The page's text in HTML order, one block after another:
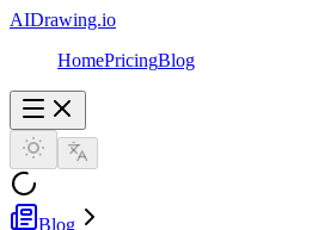
AIDrawing.io
HomePricingBlog
Blog